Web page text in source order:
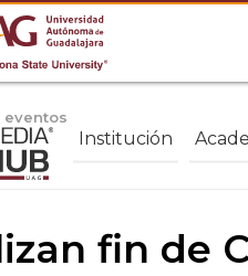
eventos
Institución
fin de